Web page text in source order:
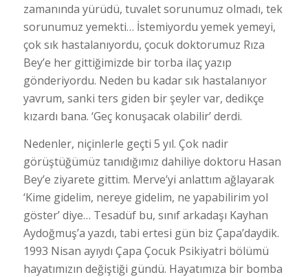
zamanında yürüdü, tuvalet sorunumuz olmadı, tek
sorunumuz yemekti… İstemiyordu yemek yemeyi,
çok sık hastalanıyordu, çocuk doktorumuz Rıza
Bey’e her gittiğimizde bir torba ilaç yazıp
gönderiyordu. Neden bu kadar sık hastalanıyor
yavrum, sanki ters giden bir şeyler var, dedikçe
kızardı bana. ‘Geç konuşacak olabilir’ derdi.
Nedenler, niçinlerle geçti 5 yıl. Çok nadir
görüştüğümüz tanıdığımız dahiliye doktoru Hasan
Bey’e ziyarete gittim. Merve’yi anlattım ağlayarak
‘Kime gidelim, nereye gidelim, ne yapabilirim yol
göster’ diye… Tesadüf bu, sınıf arkadaşı Kayhan
Aydoğmuş’a yazdı, tabi ertesi gün biz Çapa’daydik.
1993 Nisan ayıydı Çapa Çocuk Psikiyatri bölümü
hayatımızın değiştiği gündü. Hayatımıza bir bomba